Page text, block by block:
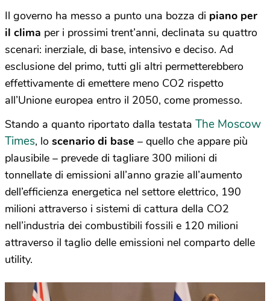
Il governo ha messo a punto una bozza di piano per
il clima per i prossimi trent’anni, declinata su quattro
scenari: inerziale, di base, intensivo e deciso. Ad
esclusione del primo, tutti gli altri permetterebbero
effettivamente di emettere meno CO2 rispetto
all’Unione europea entro il 2050, come promesso.
Stando a quanto riportato dalla testata The Moscow
Times, lo scenario di base – quello che appare più
plausibile – prevede di tagliare 300 milioni di
tonnellate di emissioni all’anno grazie all’aumento
dell’efficienza energetica nel settore elettrico, 190
milioni attraverso i sistemi di cattura della CO2
nell’industria dei combustibili fossili e 120 milioni
attraverso il taglio delle emissioni nel comparto delle
utility.